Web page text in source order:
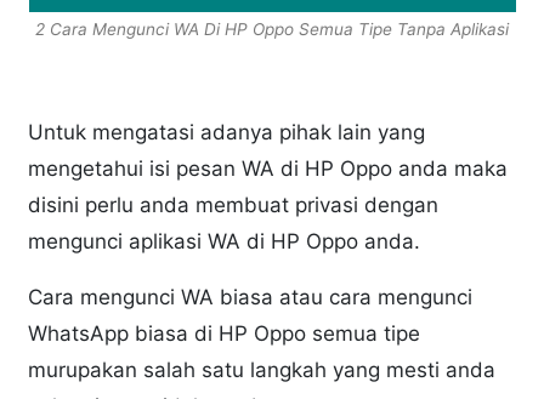
2 Cara Mengunci WA Di HP Oppo Semua Tipe Tanpa Aplikasi
Untuk mengatasi adanya pihak lain yang
mengetahui isi pesan WA di HP Oppo anda maka
disini perlu anda membuat privasi dengan
mengunci aplikasi WA di HP Oppo anda.
Cara mengunci WA biasa atau cara mengunci
WhatsApp biasa di HP Oppo semua tipe
murupakan salah satu langkah yang mesti anda